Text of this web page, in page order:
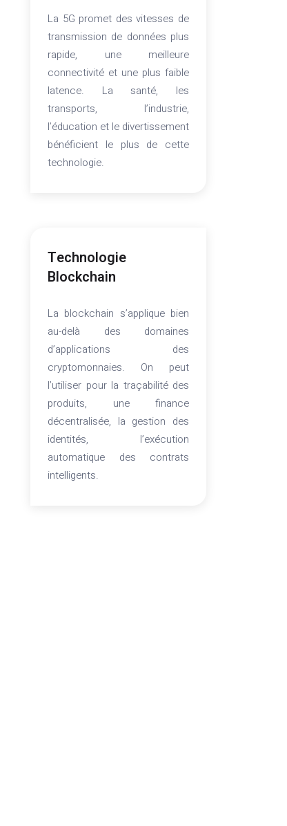
La 5G promet des vitesses de
transmission de données plus
rapide, une meilleure
connectivité et une plus faible
latence. La santé, les
transports, l’industrie,
l’éducation et le divertissement
bénéficient le plus de cette
technologie.
Technologie
Blockchain
La blockchain s’applique bien
au-delà des domaines
d’applications des
cryptomonnaies. On peut
l’utiliser pour la traçabilité des
produits, une finance
décentralisée, la gestion des
identités, l’exécution
automatique des contrats
intelligents.